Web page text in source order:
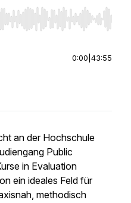
seek, Home/End to jump to
0:00 43:55
an der Hochschule
Public
in Evaluation
ein ideales Feld für
methodisch